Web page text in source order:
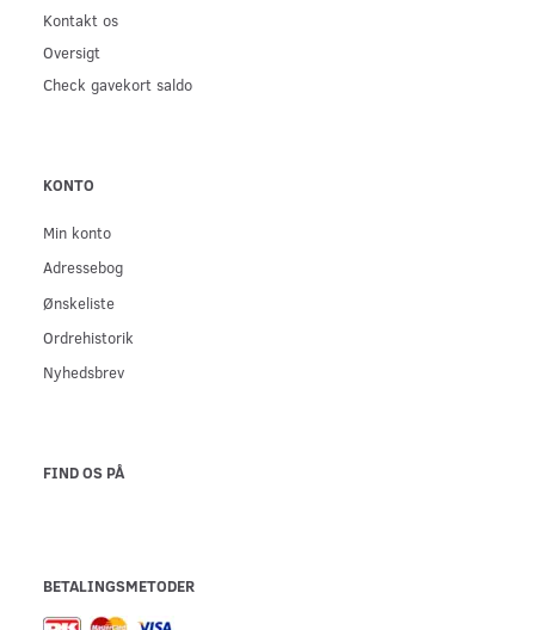
Kontakt os
Oversigt
Check gavekort saldo
KONTO
Min konto
Adressebog
Ønskeliste
Ordrehistorik
Nyhedsbrev
FIND OS PÅ
BETALINGSMETODER